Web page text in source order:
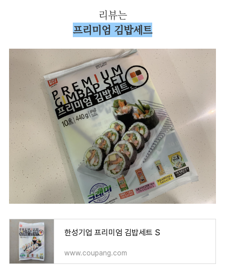
리뷰는
프리미엄 김밥세트
한성기업 프리미엄 김밥세트 S
www.coupang.com